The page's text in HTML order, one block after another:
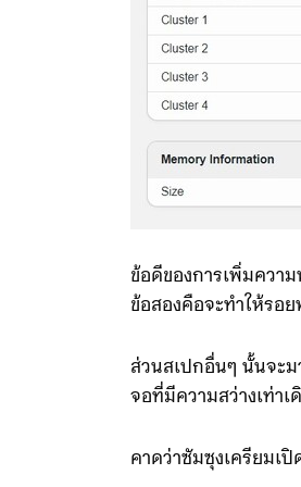
ข้อดีของการเพิ่มควา
ข้อสองคือจะทำให้รอ
ส่วนสเปกอื่นๆ นั้นจะ
จอที่มีความสว่างเท่า
คาดว่าซัมซุงเครียมเ